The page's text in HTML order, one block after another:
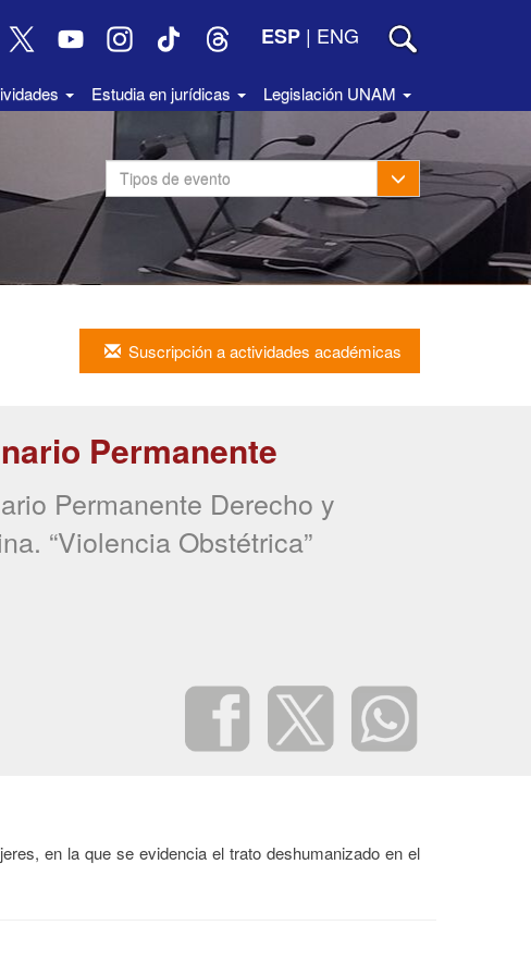
ESP | ENG
Estudia en jurídicas Legislación UNAM
Tipos de evento Toggle Dropdown
Suscripción a actividades académicas
Permanente
Permanente Derecho y
“Violencia Obstétrica”
en la que se evidencia el trato deshumanizado en el